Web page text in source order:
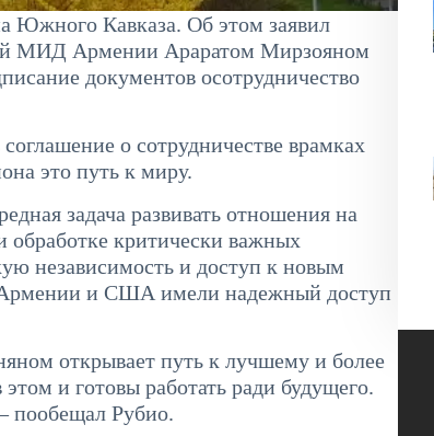
Южного Кавказа. Об этом заявил
МИД Армении Араратом Мирзояном
документов осотрудничество
о сотрудничестве врамках
это путь к миру.
задача развивать отношения на
обработке критически важных
независимость и доступ к новым
Армении и США имели надежный доступ
открывает путь к лучшему и более
и готовы работать ради будущего.
пообещал Рубио.